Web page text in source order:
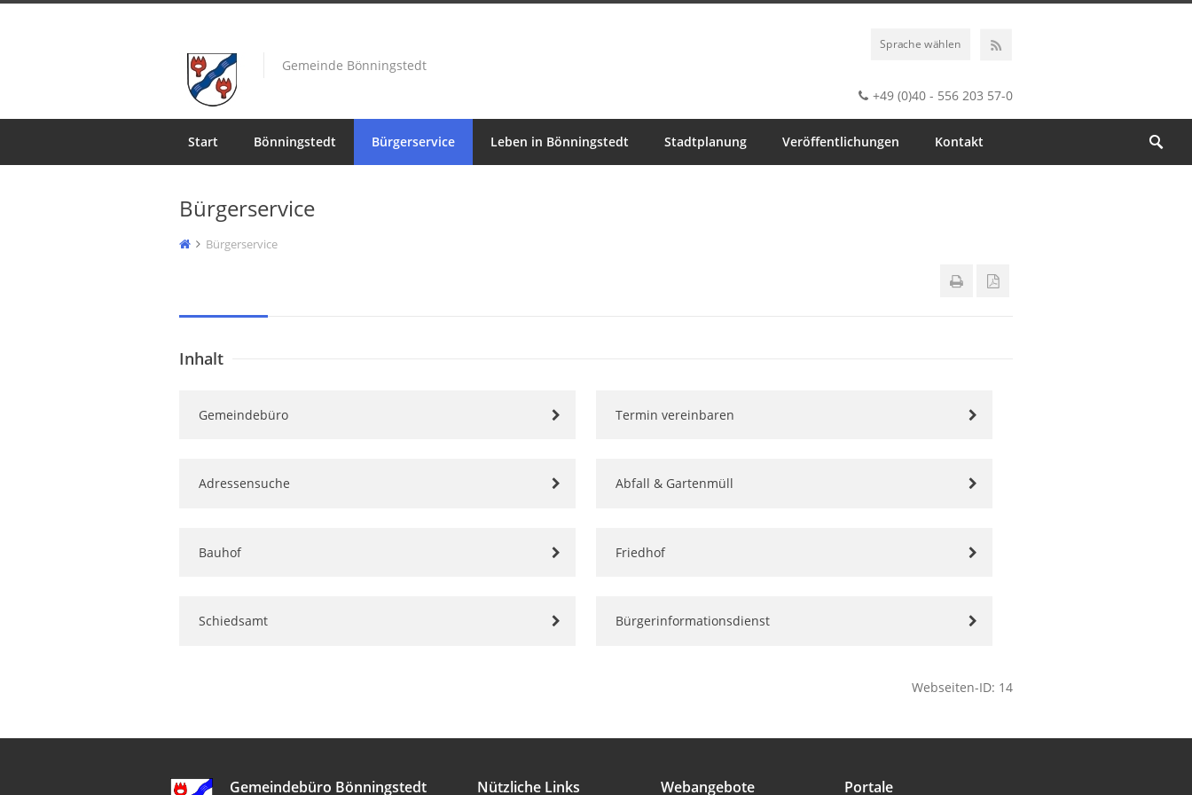
Gemeinde Bönningstedt
Sprache wählen
+49 (0)40 - 556 203 57-0
Start Bönningstedt Bürgerservice Leben in Bönningstedt Stadtplanung Veröffentlichungen Kontakt
Bürgerservice
Bürgerservice
Inhalt
Gemeindebüro Termin vereinbaren
Adressensuche Abfall & Gartenmüll
Bauhof Friedhof
Schiedsamt Bürgerinformationsdienst
Webseiten-ID: 14
Gemeindebüro Bönningstedt Nützliche Links Webangebote Portale